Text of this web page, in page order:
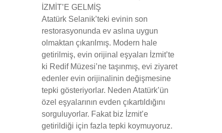
İZMİT’E GELMİŞ
Atatürk Selanik’teki evinin son
restorasyonunda ev aslına uygun
olmaktan çıkarılmış. Modern hale
getirilmiş, evin orijinal eşyaları İzmit’te
ki Redif Müzesi’ne taşınmış, evi ziyaret
edenler evin orijinalinin değişmesine
tepki gösteriyorlar. Neden Atatürk’ün
özel eşyalarının evden çıkartıldığını
sorguluyorlar. Fakat biz İzmit’e
getirildiği için fazla tepki koymuyoruz.